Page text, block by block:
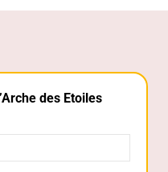
des Etoiles